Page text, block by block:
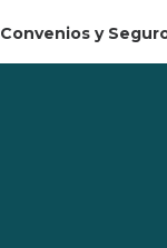
Convenios y